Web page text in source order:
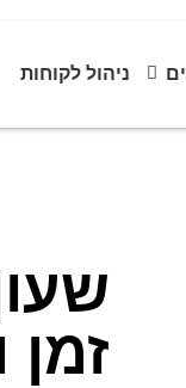
ניהול לקוחות
זמן